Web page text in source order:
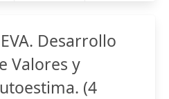
Desarrollo
Valores y
(4